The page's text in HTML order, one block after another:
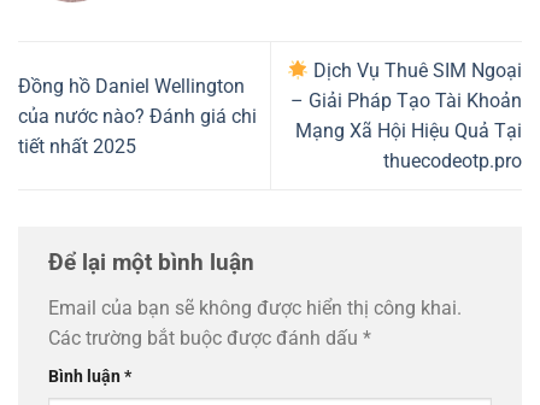
Đồng hồ Daniel Wellington
của nước nào? Đánh giá chi
tiết nhất 2025
Dịch Vụ Thuê SIM Ngoại
– Giải Pháp Tạo Tài Khoản
Mạng Xã Hội Hiệu Quả Tại
thuecodeotp.pro
Để lại một bình luận
Email của bạn sẽ không được hiển thị công khai.
Các trường bắt buộc được đánh dấu *
Bình luận*